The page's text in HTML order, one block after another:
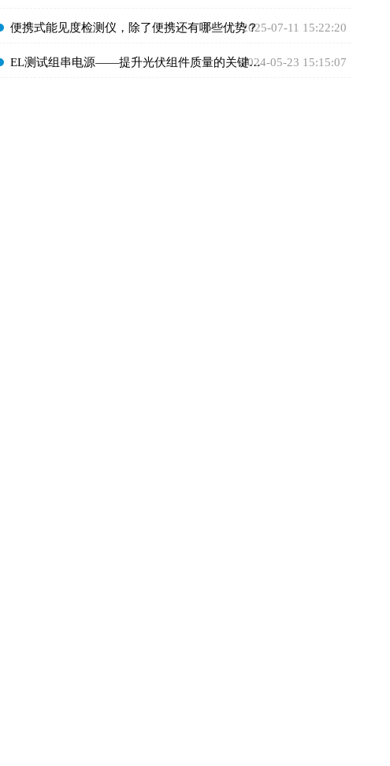
2025-07-11 15:22:20
​便携式能见度检测仪，除了便携还有哪些优势？
2024-05-23 15:15:07
​EL测试组串电源——提升光伏组件质量的关键技术